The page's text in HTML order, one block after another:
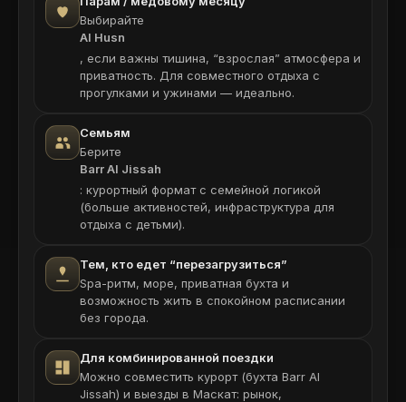
Выбирайте
Al Husn
, если важны тишина, “взрослая” атмосфера и
приватность. Для совместного отдыха с
прогулками и ужинами — идеально.
Семьям
Берите
Barr Al Jissah
: курортный формат с семейной логикой
(больше активностей, инфраструктура для
отдыха с детьми).
Тем, кто едет “перезагрузиться”
Spa-ритм, море, приватная бухта и
возможность жить в спокойном расписании
без города.
Для комбинированной поездки
Можно совместить курорт (бухта Barr Al
Jissah) и выезды в Маскат: рынок,